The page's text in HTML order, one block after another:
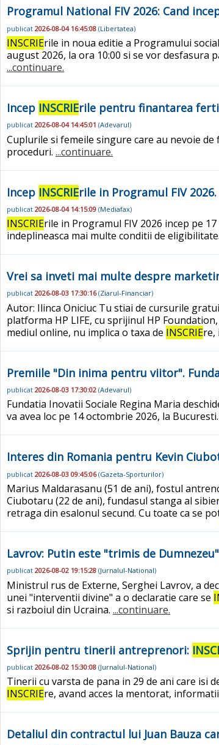
Programul National FIV 2026: Cand
publicat 2026-08-04 16:45:08 (Libertatea)
INSCRIErile in noua editie a Programului
august 2026, la ora 10:00 si se vor
...continuare.
Incep INSCRIErile pentru finantarea
publicat 2026-08-04 14:45:01 (Adevarul)
Cuplurile si femeile singure care au nevoie
proceduri. ...continuare.
Incep INSCRIErile in Programul FIV
publicat 2026-08-04 14:15:09 (Mediafax)
INSCRIErile in Programul FIV 2026 incep pe
indeplineasca mai multe conditii de eligibilitate.
Vrei sa inveti mai multe despre
publicat 2026-08-03 17:30:16(Ziarul-Financiar)
Autor: Ilinca Oniciuc Tu stiai de cursurile
platforma HP LIFE, cu sprijinul HP
mediul online, nu implica o taxa de INSCRIEre,
Premiile "Din inima pentru viitor".
publicat 2026-08-03 17:30:02 (Adevarul)
Fundatia Inovatii Sociale Regina Maria
va avea loc pe 14 octombrie 2026, la Bucuresti.
Interes din Romania pentru Kevin
publicat 2026-08-03 09:45:06(Gazeta-Sporturilor)
Marius Maldarasanu (51 de ani), fostul
Ciubotaru (22 de ani), fundasul stanga al
retraga din esalonul secund. Cu toate ca se
Lavrov: Putin este "trimis de
publicat 2026-08-02 19:15:28 (Jurnalul-National)
Ministrul rus de Externe, Serghei Lavrov, a
unei "interventii divine" a o declaratie care se
si razboiul din Ucraina. ...continuare.
Sprijin pentru tinerii antreprenori:
publicat 2026-08-02 15:30:08 (Jurnalul-National)
Tinerii cu varsta de pana in 29 de ani care isi
INSCRIEre, avand acces la mentorat,
Detaliul din contractul lui Juan Bauza